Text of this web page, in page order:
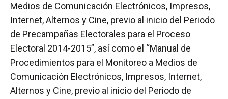
Medios de Comunicación Electrónicos, Impresos,
Internet, Alternos y Cine, previo al inicio del Periodo
de Precampañas Electorales para el Proceso
Electoral 2014-2015”, así como el “Manual de
Procedimientos para el Monitoreo a Medios de
Comunicación Electrónicos, Impresos, Internet,
Alternos y Cine, previo al inicio del Periodo de